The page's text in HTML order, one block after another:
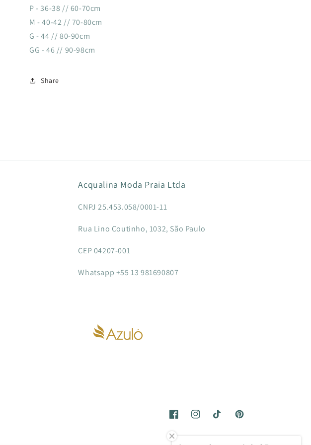
P - 36-38 // 60-70cm
M - 40-42 // 70-80cm
G - 44 // 80-90cm
GG - 46 // 90-98cm
Share
Acqualina Moda Praia Ltda
CNPJ 25.453.058/0001-11
Rua Lino Coutinho, 1032, São Paulo
CEP 04207-001
Whatsapp +55 13 981690807
FacebookInstagramTikTok Pinterest